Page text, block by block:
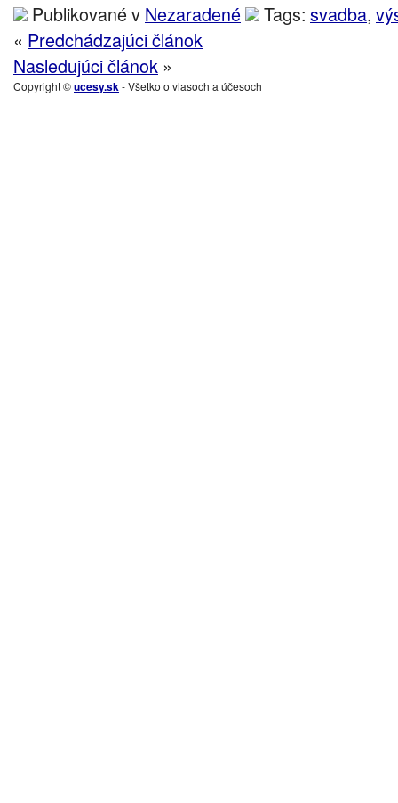
Publikované v Nezaradené Tags: svadba,
« Predchádzajúci článok
Nasledujúci článok »
Copyright ©ucesy.sk- Všetko o vlasoch a účesoch